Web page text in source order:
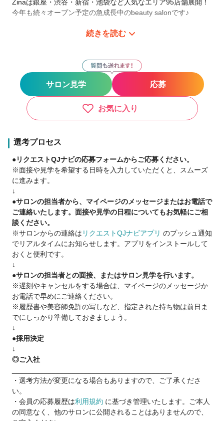
Zinaは銀座・渋谷・新宿・池袋など人気なエリア95店舗展開！
今年も続々オープン予定の急成長中のbeauty salonです♪
あなたもZinaでアイリストとして活躍しませんか?
-対象店舗-
👉荻窪/吉祥寺/おおたかの森
-内容-
👉月給 25万円保障（月8日休）
-保障期間終了後-
☆★あなたが活躍できるようにバックアップ★☆
💠新しいお店でノビノビと働きたい
💠今までの経験を活かしていきたい
💠集客力の高いサロンで活躍したい
💠仕事も私生活も充実させたい
💠家庭と両立したい
💠月50万以上の報酬実績多数！
ワークライフバランスによってキャリアチェンジ、
また正社員⇔業務委託の契約変更も可能です☆
まずはお気軽にサロン見学にお越し下さい！
続きを読む
サロン見学 応募
お気に入り
選考プロセス
●リクエストQJナビの応募フォームからご応募ください。
※面接や見学を希望する日時を入力していただくと、スムーズ
に進みます。
↓
●サロンの担当者から、マイページのメッセージまたはお電話で
ご連絡いたします。面接や見学の日程についてもお気軽にご相
談ください。
※サロンからの連絡は リクエストQJナビアプリ のプッシュ通知
でリアルタイムにお知らせします。アプリをインストールして
おくと便利です。
↓
●サロンの担当者との面接、またはサロン見学を行います。
※遅刻やキャンセルをする場合は、マイページのメッセージか
お電話で早めにご連絡ください。
※履歴書や美容師免許の写しなど、指定された持ち物は前日ま
でにしっかり準備しておきましょう。
↓
●採用決定
↓
◎ご入社
・選考方法が変更になる場合もありますので、ご了承くださ
い。
・会員の応募履歴は利用規約 に基づき管理いたします。ご本人
の同意なく、他のサロンに公開されることはありませんので、